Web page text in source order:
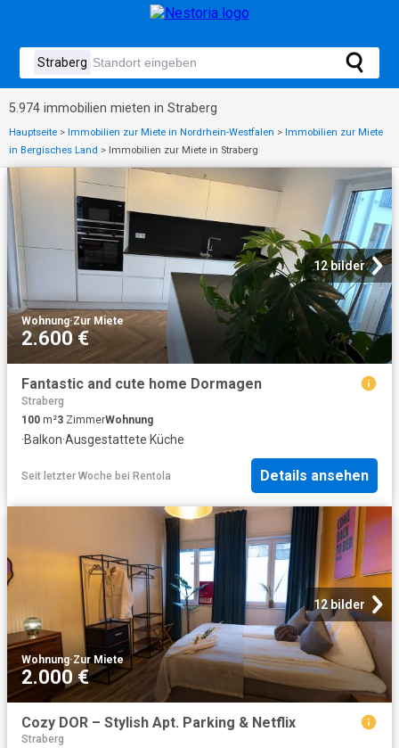
5.974 immobilien mieten in Straberg
Hauptseite > Immobilien zur Miete in Nordrhein-Westfalen > Immobilien zur Miete
in Bergisches Land > Immobilien zur Miete in Straberg
12 bilder
Wohnung·Zur Miete
2.600 €
Fantastic and cute home Dormagen
Straberg
100 m²3 ZimmerWohnung
·Balkon·Ausgestattete Küche
Seit letzter Woche bei Rentola Details ansehen
12 bilder
Wohnung·Zur Miete
2.000 €
Cozy DOR – Stylish Apt. Parking & Netflix
Straberg